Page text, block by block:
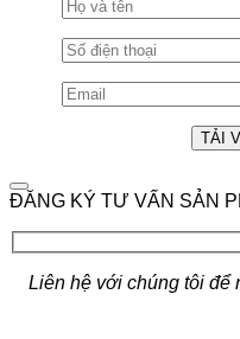
ĐĂNG KÝ TƯ VẤN SẢN
Liên hệ với chúng tôi để